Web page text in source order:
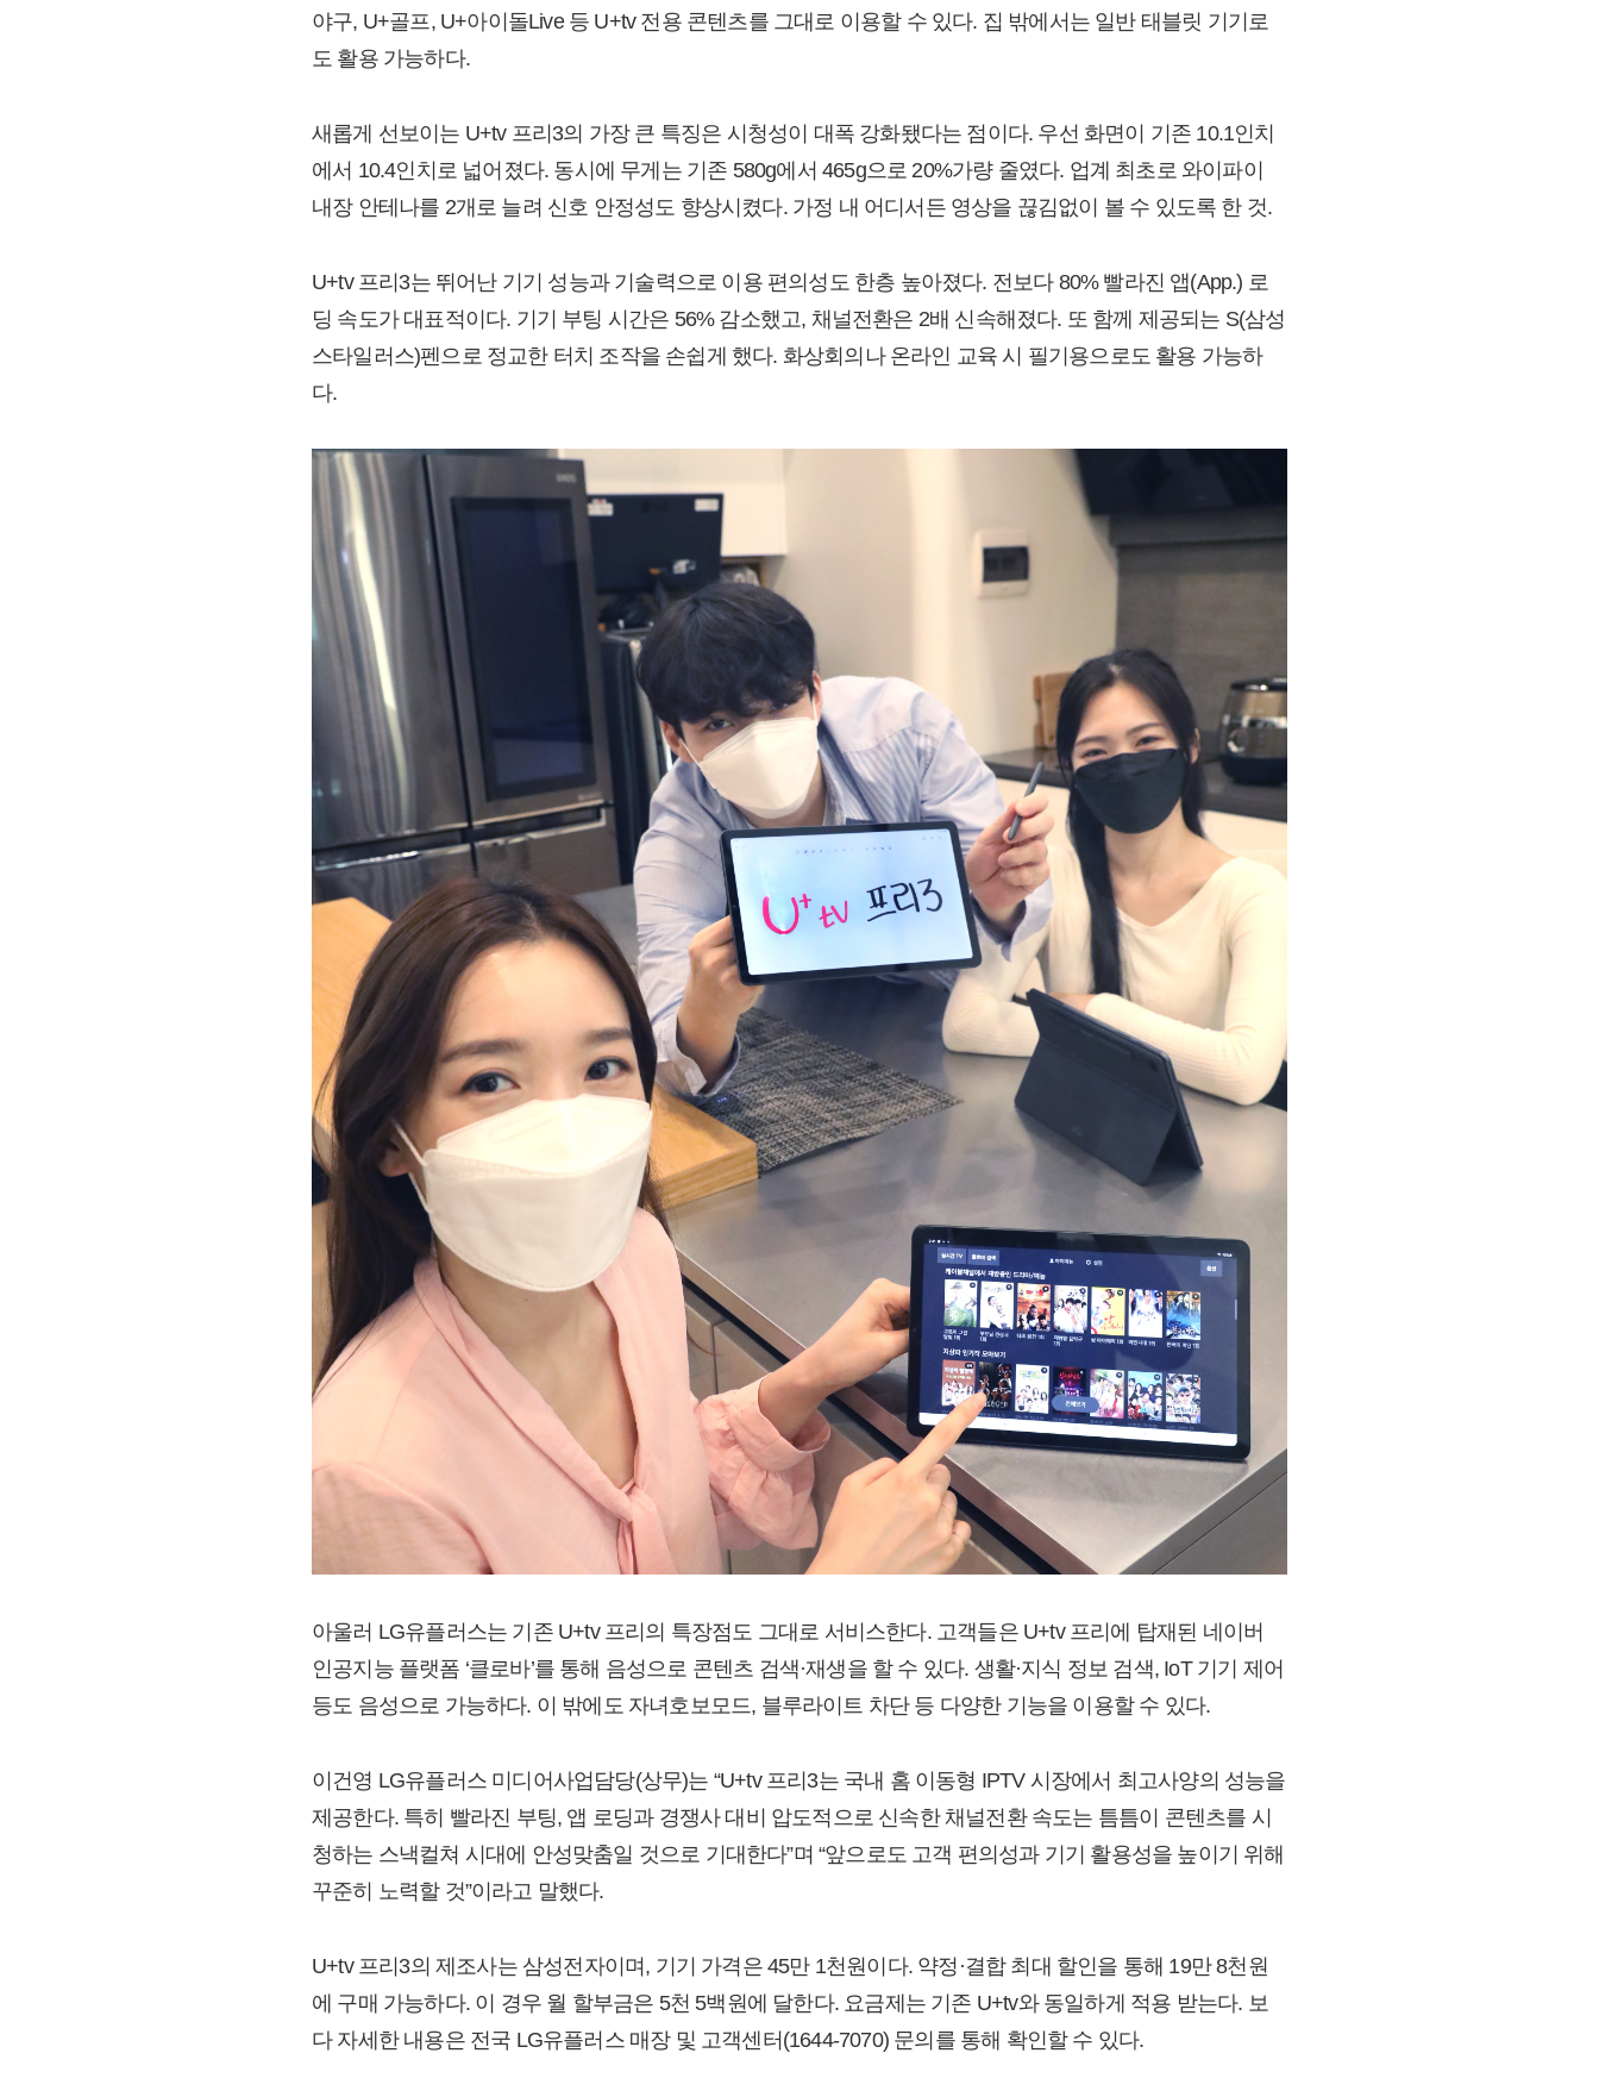
야구, U+골프, U+아이돌Live 등 U+tv 전용 콘텐츠를 그대로 이용할 수 있다. 집 밖에서는 일반 태블릿 기기로
도 활용 가능하다.
새롭게 선보이는 U+tv 프리3의 가장 큰 특징은 시청성이 대폭 강화됐다는 점이다. 우선 화면이 기존 10.1인치
에서 10.4인치로 넓어졌다. 동시에 무게는 기존 580g에서 465g으로 20%가량 줄였다. 업계 최초로 와이파이
내장 안테나를 2개로 늘려 신호 안정성도 향상시켰다. 가정 내 어디서든 영상을 끊김없이 볼 수 있도록 한 것.
U+tv 프리3는 뛰어난 기기 성능과 기술력으로 이용 편의성도 한층 높아졌다. 전보다 80% 빨라진 앱(App.) 로
딩 속도가 대표적이다. 기기 부팅 시간은 56% 감소했고, 채널전환은 2배 신속해졌다. 또 함께 제공되는 S(삼성
스타일러스)펜으로 정교한 터치 조작을 손쉽게 했다. 화상회의나 온라인 교육 시 필기용으로도 활용 가능하
다.
아울러 LG유플러스는 기존 U+tv 프리의 특장점도 그대로 서비스한다. 고객들은 U+tv 프리에 탑재된 네이버
인공지능 플랫폼 ‘클로바’를 통해 음성으로 콘텐츠 검색·재생을 할 수 있다. 생활·지식 정보 검색, IoT 기기 제어
등도 음성으로 가능하다. 이 밖에도 자녀호보모드, 블루라이트 차단 등 다양한 기능을 이용할 수 있다.
이건영 LG유플러스 미디어사업담당(상무)는 “U+tv 프리3는 국내 홈 이동형 IPTV 시장에서 최고사양의 성능을
제공한다. 특히 빨라진 부팅, 앱 로딩과 경쟁사 대비 압도적으로 신속한 채널전환 속도는 틈틈이 콘텐츠를 시
청하는 스낵컬쳐 시대에 안성맞춤일 것으로 기대한다”며 “앞으로도 고객 편의성과 기기 활용성을 높이기 위해
꾸준히 노력할 것”이라고 말했다.
U+tv 프리3의 제조사는 삼성전자이며, 기기 가격은 45만 1천원이다. 약정·결합 최대 할인을 통해 19만 8천원
에 구매 가능하다. 이 경우 월 할부금은 5천 5백원에 달한다. 요금제는 기존 U+tv와 동일하게 적용 받는다. 보
다 자세한 내용은 전국 LG유플러스 매장 및 고객센터(1644-7070) 문의를 통해 확인할 수 있다.